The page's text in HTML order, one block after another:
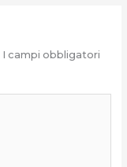
I campi obbligatori